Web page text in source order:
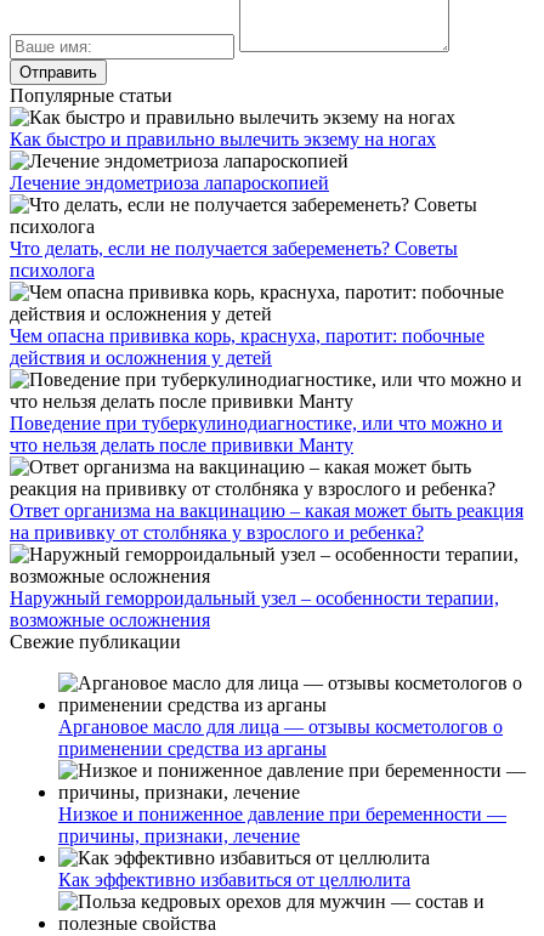
Популярные статьи
Как быстро и правильно вылечить экзему на ногах
Лечение эндометриоза лапароскопией
Что делать, если не получается забеременеть? Советы
психолога
Чем опасна прививка корь, краснуха, паротит: побочные
действия и осложнения у детей
Поведение при туберкулинодиагностике, или что можно и
что нельзя делать после прививки Манту
Ответ организма на вакцинацию – какая может быть реакция
на прививку от столбняка у взрослого и ребенка?
Наружный геморроидальный узел – особенности терапии,
возможные осложнения
Свежие публикации
Аргановое масло для лица — отзывы косметологов о
применении средства из арганы
Низкое и пониженное давление при беременности —
причины, признаки, лечение
Как эффективно избавиться от целлюлита